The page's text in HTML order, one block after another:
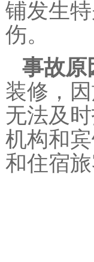
铺发生
伤。
事故原
装修，
无法及
机构和
和住宿